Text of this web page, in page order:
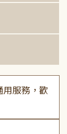
用服務，歡